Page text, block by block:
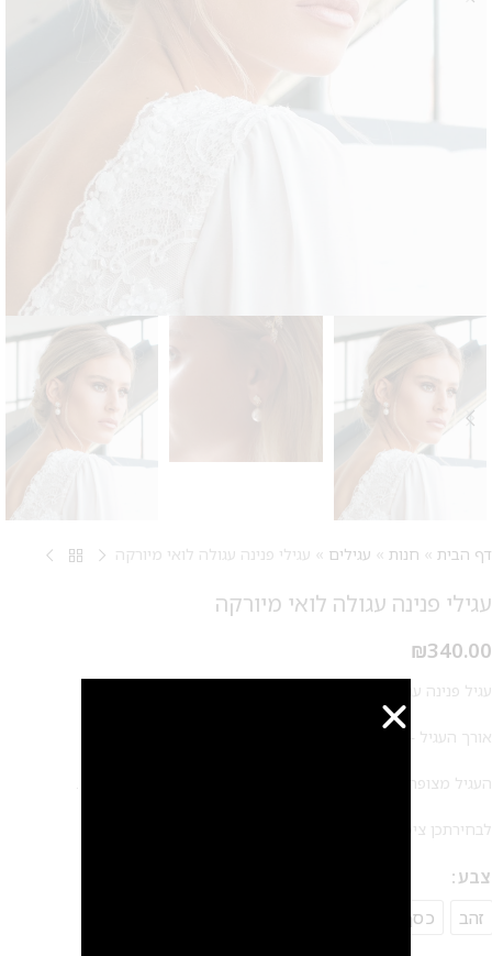
דף הבית » חנות » עגילים » עגילי פנינה עגולה לואי מיורקה
עגילי פנינה עגולה לואי מיורקה
₪340.00
עגיל פנינה עגולה – הפנינה היא פנינת מיורקה
אורך העגיל – כ 2.2 ס"מ
העגיל מצופה בציפוי ללא ניקל במיוחד לבנות שסובלות מרגישות .
לבחירתכן ציפוי זהב 14 קראט / כסף / רוז גולד
צבע
זהב
כסף